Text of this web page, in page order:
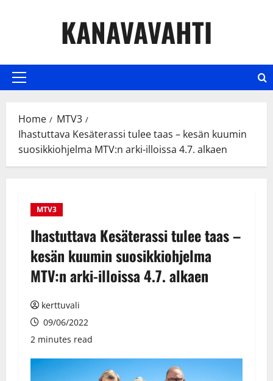
KANAVAVAHTI
Primary
Home
MTV3
Ihastuttava Kesäterassi tulee taas – kesän kuumin
suosikkiohjelma MTV:n arki-illoissa 4.7. alkaen
MTV3
Ihastuttava Kesäterassi tulee taas –
kesän kuumin suosikkiohjelma
MTV:n arki-illoissa 4.7. alkaen
kerttuvali
09/06/2022
2 minutes read